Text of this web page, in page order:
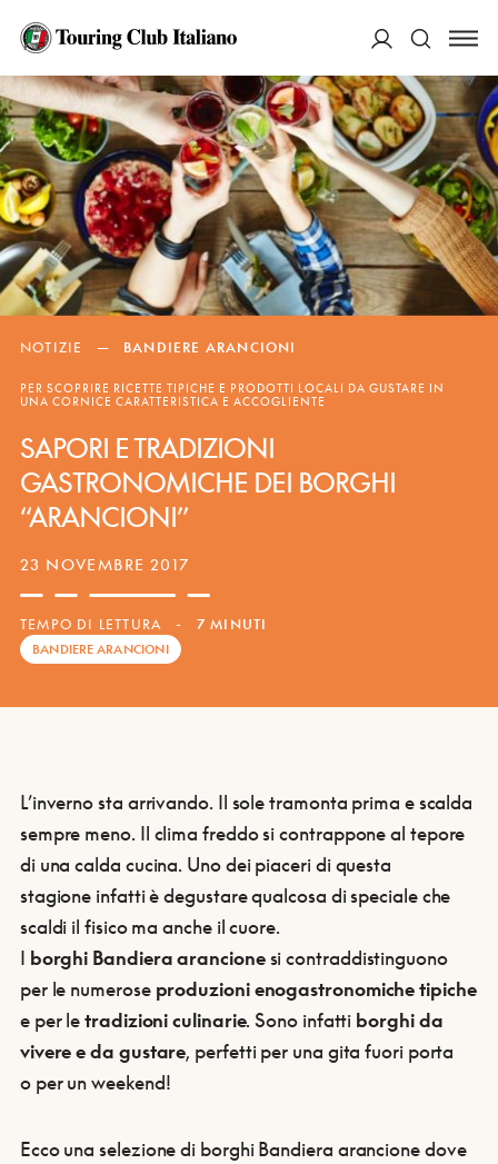
Cerca
NOTIZIE — BANDIERE ARANCIONI
PER SCOPRIRE RICETTE TIPICHE E PRODOTTI LOCALI DA GUSTARE IN
UNA CORNICE CARATTERISTICA E ACCOGLIENTE
SAPORI E TRADIZIONI
GASTRONOMICHE DEI BORGHI
“ARANCIONI”
23 NOVEMBRE 2017
TEMPO DI LETTURA - 7 MINUTI
BANDIERE ARANCIONI
L’inverno sta arrivando. Il sole tramonta prima e scalda
sempre meno. Il clima freddo si contrappone al tepore
di una calda cucina. Uno dei piaceri di questa
stagione infatti è degustare qualcosa di speciale che
scaldi il fisico ma anche il cuore.
I borghi Bandiera arancionesi contraddistinguono
per le numerose produzioni enogastronomiche tipiche
e per letradizioni culinarie. Sono infatti borghi da
vivere e da gustare, perfetti per una gita fuori porta
o per un weekend!
Ecco una selezione di borghi Bandiera arancione dove